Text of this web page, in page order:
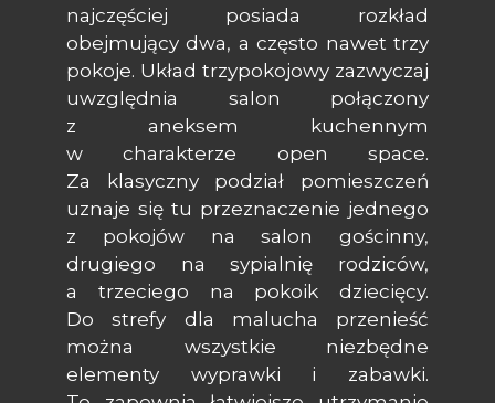
najczęściej posiada rozkład
obejmujący dwa, a często nawet trzy
pokoje. Układ trzypokojowy zazwyczaj
uwzględnia salon połączony
z aneksem kuchennym
w charakterze open space.
Za klasyczny podział pomieszczeń
uznaje się tu przeznaczenie jednego
z pokojów na salon gościnny,
drugiego na sypialnię rodziców,
a trzeciego na pokoik dziecięcy.
Do strefy dla malucha przenieść
można wszystkie niezbędne
elementy wyprawki i zabawki.